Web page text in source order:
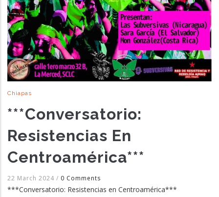
Chiapas
***Conversatorio:
Resistencias En
Centroamérica***
22 March 2024 / 0 Comments
***Conversatorio: Resistencias en Centroamérica***